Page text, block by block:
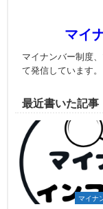
マイ
マイナンバー制度
て発信しています。
最近書いた記事
マイナ